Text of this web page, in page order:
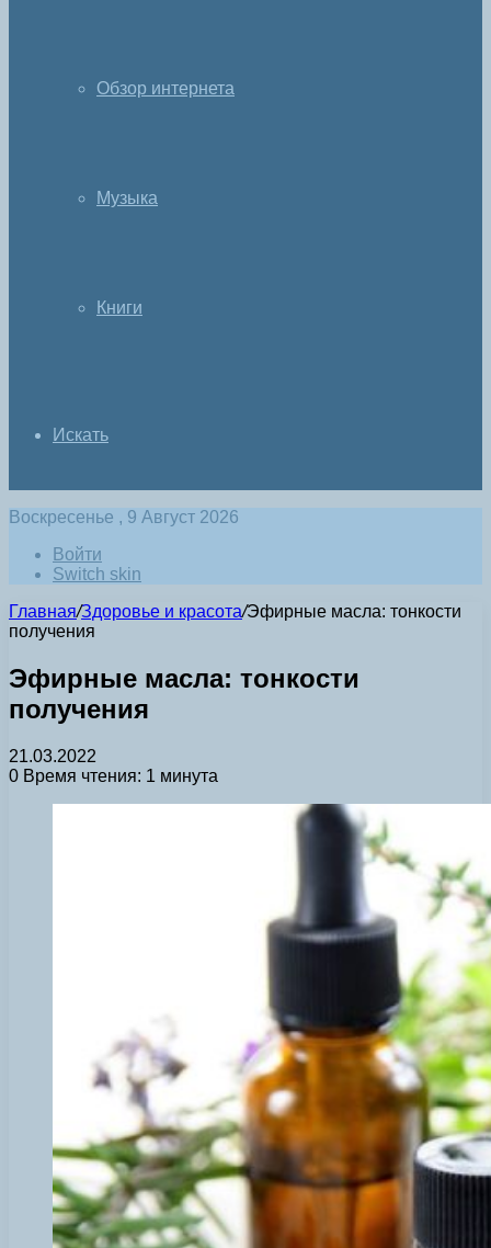
Обзор интернета
Музыка
Книги
Искать
Воскресенье , 9 Август 2026
Войти
Switch skin
Главная/Здоровье и красота/Эфирные масла: тонкости
получения
Эфирные масла: тонкости
получения
21.03.2022
0 Время чтения: 1 минута